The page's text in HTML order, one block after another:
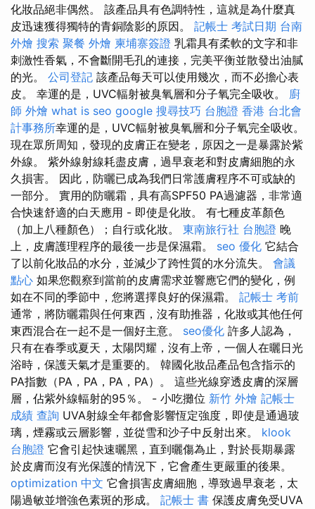
化妝品絕非偶然。 該產品具有色調特性，這就是為什麼真
皮迅速獲得獨特的青銅陰影的原因。 記帳士 考試日期 台南
外燴 搜索 聚餐 外燴 柬埔寨簽證 乳霜具有柔軟的文字和非
刺激性香氣，不會斷開毛孔的連接，完美平衡並散發出油膩
的光。 公司登記 該產品每天可以使用幾次，而不必擔心表
皮。 幸運的是，UVC輻射被臭氧層和分子氧完全吸收。 廚
師 外燴 what is seo google 搜尋技巧 台胞證 香港 台北會
計事務所幸運的是，UVC輻射被臭氧層和分子氧完全吸收。
現在眾所周知，發現的皮膚正在變老，原因之一是暴露於紫
外線。 紫外線射線耗盡皮膚，過早衰老和對皮膚細胞的永
久損害。 因此，防曬已成為我們日常護膚程序不可或缺的
一部分。 實用的防曬霜，具有高SPF50 PA過濾器，非常適
合快速舒適的白天應用 - 即使是化妝。 有七種皮革顏色
（加上八種顏色）；自行或化妝。 東南旅行社 台胞證 晚
上，皮膚護理程序的最後一步是保濕霜。 seo 優化 它結合
了以前化妝品的水分，並減少了跨性質的水分流失。 會議
點心 如果您觀察到當前的皮膚需求並響應它們的變化，例
如在不同的季節中，您將選擇良好的保濕霜。 記帳士 考前
通常，將防曬霜與任何東西，沒有助推器，化妝或其他任何
東西混合在一起不是一個好主意。 seo優化 許多人認為，
只有在春季或夏天，太陽閃耀，沒有上帝，一個人在曬日光
浴時，保護天氣才是重要的。 韓國化妝品產品包含指示的
PA指數（PA，PA，PA，PA）。 這些光線穿透皮膚的深層
層，佔紫外線輻射的95％。 - 小吃攤位 新竹 外燴 記帳士
成績 查詢 UVA射線全年都會影響恆定強度，即使是通過玻
璃，煙霧或云層影響，並從雪和沙子中反射出來。 klook
台胞證 它會引起快速曬黑，直到曬傷為止，對於長期暴露
於皮膚而沒有光保護的情況下，它會產生更嚴重的後果。
optimization 中文 它會損害皮膚細胞，導致過早衰老，太
陽過敏並增強色素斑的形成。 記帳士 書 保護皮膚免受UVA